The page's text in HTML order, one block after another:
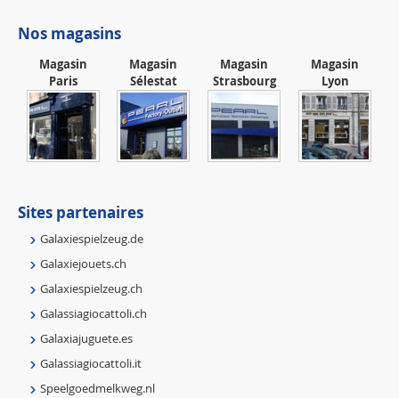
Nos magasins
Magasin
Paris
Magasin
Sélestat
Magasin
Strasbourg
Magasin
Lyon
Sites partenaires
Galaxiespielzeug.de
Galaxiejouets.ch
Galaxiespielzeug.ch
Galassiagiocattoli.ch
Galaxiajuguete.es
Galassiagiocattoli.it
Speelgoedmelkweg.nl